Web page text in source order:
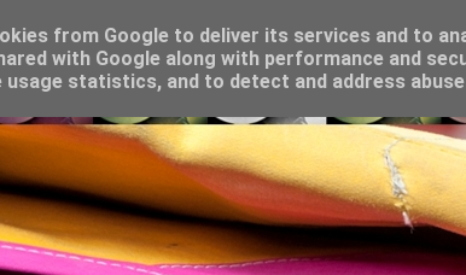
from Google to deliver its services and to
with Google along with performance and
usage statistics, and to detect and address